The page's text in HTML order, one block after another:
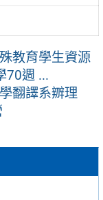
教育學生資源
70週 ...
翻譯系辧理